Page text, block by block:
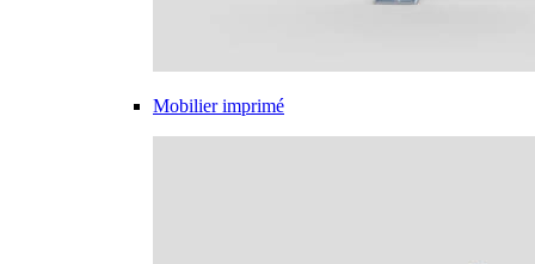
Mobilier imprimé